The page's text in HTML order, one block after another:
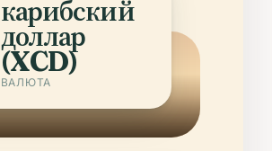
карибский
доллар
(XCD)
ВАЛЮТА